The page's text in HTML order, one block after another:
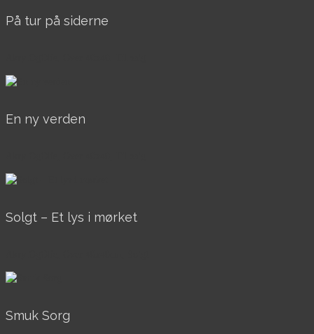
På tur på siderne
En ny verden
Solgt – Et lys i mørket
Smuk Sorg